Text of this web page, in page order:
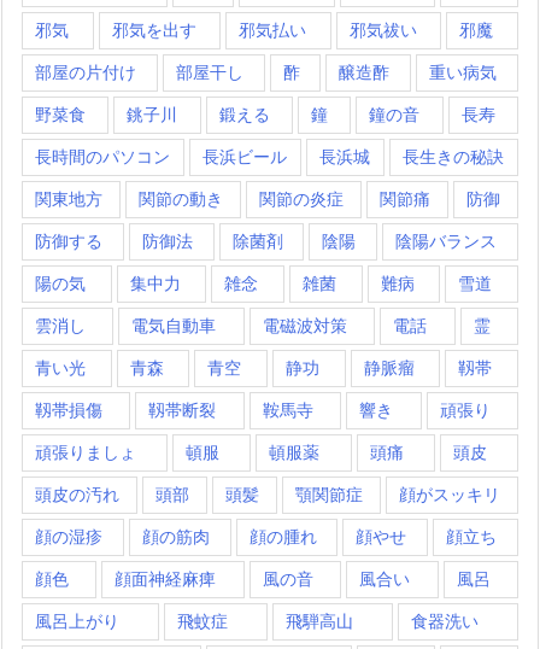
邪気 邪気を出す 邪気払い 邪気祓い 邪魔
部屋の片付け 部屋干し 酢 醸造酢 重い病気
野菜食 銚子川 鍛える 鐘 鐘の音 長寿
長時間のパソコン 長浜ビール 長浜城 長生きの秘訣
関東地方 関節の動き 関節の炎症 関節痛 防御
防御する 防御法 除菌剤 陰陽 陰陽バランス
陽の気 集中力 雑念 雑菌 難病 雪道
雲消し 電気自動車 電磁波対策 電話 霊
青い光 青森 青空 静功 静脈瘤 靱帯
靱帯損傷 靱帯断裂 鞍馬寺 響き 頑張り
頑張りましょ 頓服 頓服薬 頭痛 頭皮
頭皮の汚れ 頭部 頭髪 顎関節症 顔がスッキリ
顔の湿疹 顔の筋肉 顔の腫れ 顔やせ 顔立ち
顔色 顔面神経麻痺 風の音 風合い 風呂
風呂上がり 飛蚊症 飛騨高山 食器洗い